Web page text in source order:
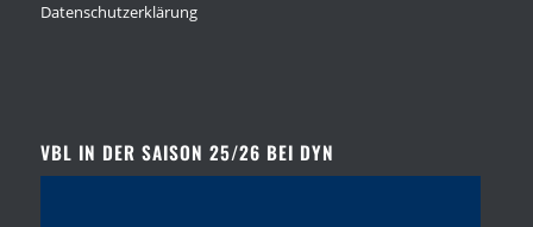
Datenschutzerklärung
VBL IN DER SAISON 25/26 BEI DYN